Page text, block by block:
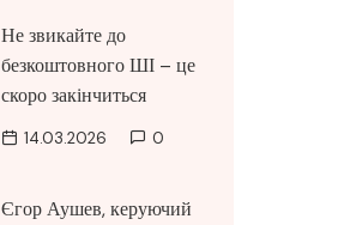
Не звикайте до
безкоштовного ШІ – це
скоро закінчиться
14.03.2026 0
Єгор Аушев, керуючий